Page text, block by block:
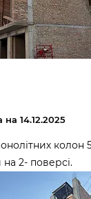
на 14.12.2025
колон
2- поверсі.